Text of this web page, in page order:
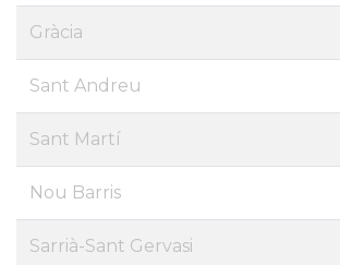
Gràcia
Sant Andreu
Sant Martí
Nou Barris
Sarrià-Sant Gervasi